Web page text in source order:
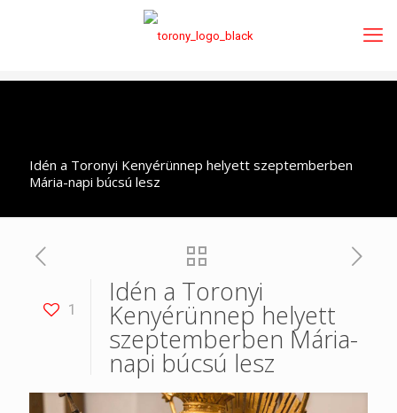
Idén a Toronyi Kenyérünnep helyett szeptemberben
Mária-napi búcsú lesz
1
Idén a Toronyi
Kenyérünnep helyett
szeptemberben Mária-
napi búcsú lesz